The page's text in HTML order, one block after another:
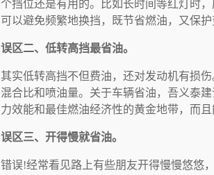
个挡位还是有用的。比如长时间等红灯时
可以避免频繁地换挡，既节省燃油，又保
误区二、低转高挡最省油。
其实低转高挡不但费油，还对发动机有损
混合比和喷油量。关于车辆省油，吾义泰
力效能和最佳燃油经济性的黄金地带，而
误区三、开得慢就省油。
错误!经常看见路上有些朋友开得慢慢悠悠